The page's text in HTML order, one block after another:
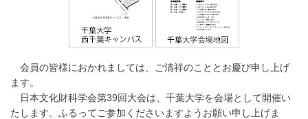
会員の皆様におかれましては、ご清祥のこととお慶び申し上げ
ます。
日本文化財科学会第39回大会は、千葉大学を会場として開催い
たします。ふるってご参加くださいますようお願い申し上げま